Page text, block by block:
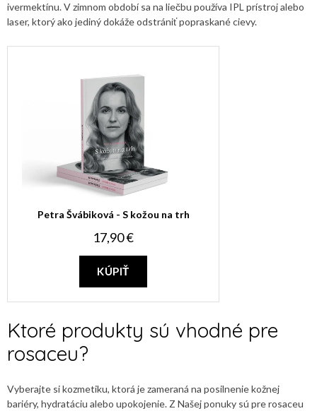
ivermektínu. V zimnom období sa na liečbu používa IPL prístroj alebo
laser, ktorý ako jediný dokáže odstrániť popraskané cievy.
Petra Švábiková - S kožou na trh
17,90 €
KÚPIŤ
Ktoré produkty sú vhodné pre
rosaceu?
Vyberajte si kozmetiku, ktorá je zameraná na posilnenie kožnej
bariéry, hydratáciu alebo upokojenie. Z Našej ponuky sú pre rosaceu